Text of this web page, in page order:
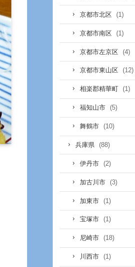
京都市北区 (1)
京都市南区 (1)
京都市左京区 (4)
京都市東山区 (12)
相楽郡精華町 (1)
福知山市 (5)
舞鶴市 (10)
兵庫県 (88)
伊丹市 (2)
加古川市 (3)
加東市 (1)
宝塚市 (1)
尼崎市 (18)
川西市 (1)